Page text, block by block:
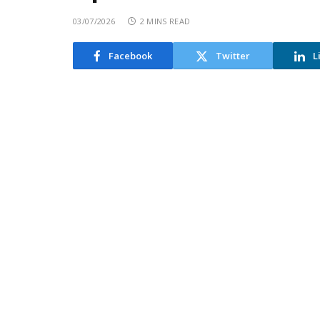
03/07/2026 2 MINS READ
Facebook Twitter